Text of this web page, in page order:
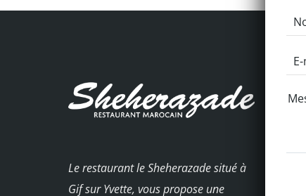
Le restaurant le Sheherazade situé à
Gif sur Yvette, vous propose une